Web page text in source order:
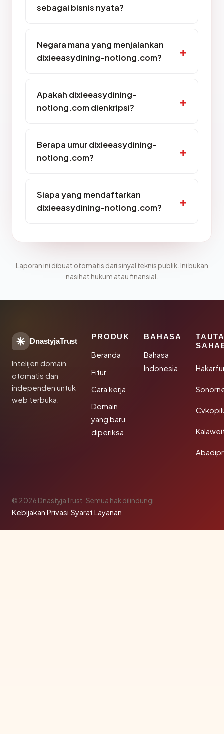
sebagai bisnis nyata?
Negara mana yang menjalankan
dixieeasydining-notlong.com?
Apakah dixieeasydining-
notlong.com dienkripsi?
Berapa umur dixieeasydining-
notlong.com?
Siapa yang mendaftarkan
dixieeasydining-notlong.com?
Laporan ini dibuat otomatis dari sinyal teknis publik. Ini bukan
nasihat hukum atau finansial.
DnastyjaTrust
Intelijen domain
otomatis dan
independen untuk
web terbuka.
PRODUK
Beranda
Fitur
Cara kerja
Domain
yang baru
diperiksa
BAHASA
Bahasa
Indonesia
© 2026 DnastyjaTrust. Semua hak dilindungi.
Kebijakan Privasi·Syarat Layanan